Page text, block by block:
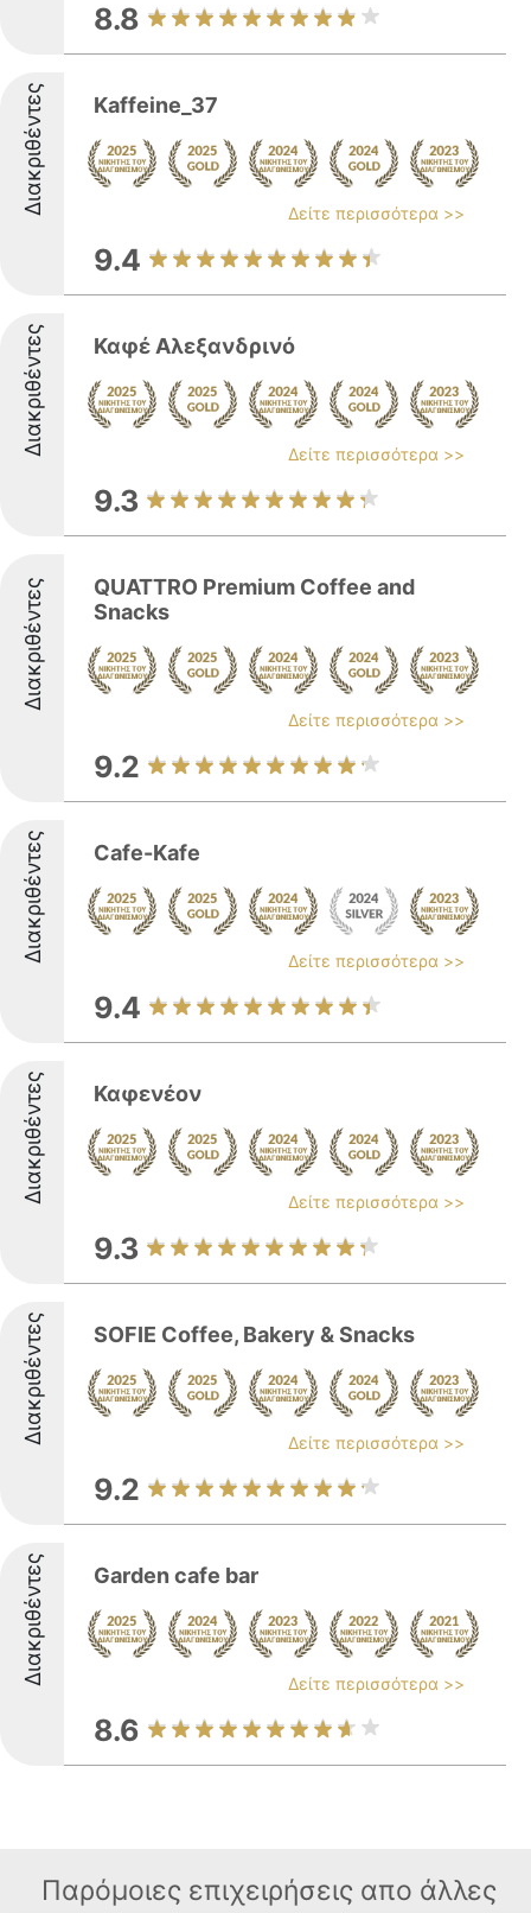
8.8
Διακριθέντες Kaffeine_37
Δείτε περισσότερα >>
9.4
Διακριθέντες Καφέ Αλεξανδρινό
Δείτε περισσότερα >>
9.3
Διακριθέντες
QUATTRO Premium Coffee and
Snacks
Δείτε περισσότερα >>
9.2
Διακριθέντες Cafe-Kafe
Δείτε περισσότερα >>
9.4
Διακριθέντες Καφενέον
Δείτε περισσότερα >>
9.3
Διακριθέντες SOFIE Coffee, Bakery & Snacks
Δείτε περισσότερα >>
9.2
Διακριθέντες Garden cafe bar
Δείτε περισσότερα >>
8.6
Παρόμοιες επιχειρήσεις απο άλλες